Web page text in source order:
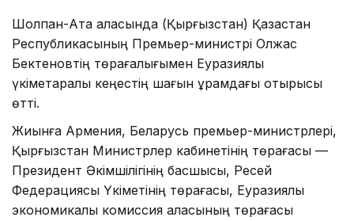
Шолпан-Ата қаласында (Қырғызстан) Қазақстан
Республикасының Премьер-министрі Олжас
Бектеновтің төрағалығымен Еуразиялық
үкіметаралық кеңестің шағын құрамдағы отырысы
өтті.
Жиынға Армения, Беларусь премьер-министрлері,
Қырғызстан Министрлер кабинетінің төрағасы —
Президент Әкімшілігінің басшысы, Ресей
Федерациясы Үкіметінің төрағасы, Еуразиялық
экономикалық комиссия алқасының төрағасы